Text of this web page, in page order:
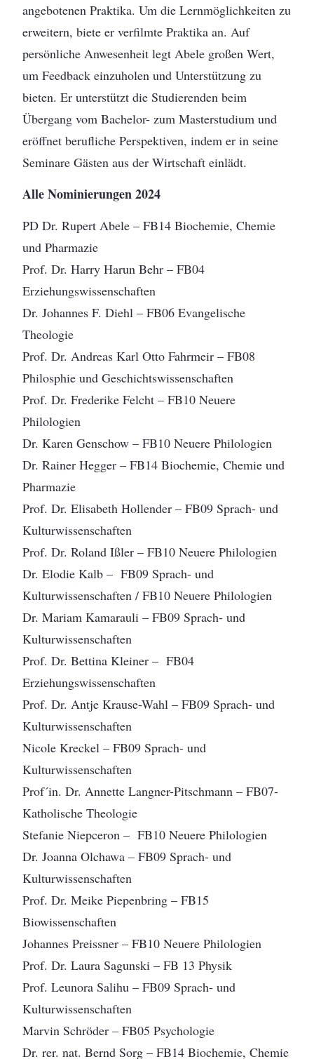
angebotenen Praktika. Um die Lernmöglichkeiten zu
erweitern, biete er verfilmte Praktika an. Auf
persönliche Anwesenheit legt Abele großen Wert,
um Feedback einzuholen und Unterstützung zu
bieten. Er unterstützt die Studierenden beim
Übergang vom Bachelor- zum Masterstudium und
eröffnet berufliche Perspektiven, indem er in seine
Seminare Gästen aus der Wirtschaft einlädt.
Alle Nominierungen 2024
PD Dr. Rupert Abele – FB14 Biochemie, Chemie
und Pharmazie
Prof. Dr. Harry Harun Behr – FB04
Erziehungswissenschaften
Dr. Johannes F. Diehl – FB06 Evangelische
Theologie
Prof. Dr. Andreas Karl Otto Fahrmeir – FB08
Philosphie und Geschichtswissenschaften
Prof. Dr. Frederike Felcht – FB10 Neuere
Philologien
Dr. Karen Genschow – FB10 Neuere Philologien
Dr. Rainer Hegger – FB14 Biochemie, Chemie und
Pharmazie
Prof. Dr. Elisabeth Hollender – FB09 Sprach- und
Kulturwissenschaften
Prof. Dr. Roland Ißler – FB10 Neuere Philologien
Dr. Elodie Kalb – FB09 Sprach- und
Kulturwissenschaften / FB10 Neuere Philologien
Dr. Mariam Kamarauli – FB09 Sprach- und
Kulturwissenschaften
Prof. Dr. Bettina Kleiner – FB04
Erziehungswissenschaften
Prof. Dr. Antje Krause-Wahl – FB09 Sprach- und
Kulturwissenschaften
Nicole Kreckel – FB09 Sprach- und
Kulturwissenschaften
Prof´in. Dr. Annette Langner-Pitschmann – FB07-
Katholische Theologie
Stefanie Niepceron – FB10 Neuere Philologien
Dr. Joanna Olchawa – FB09 Sprach- und
Kulturwissenschaften
Prof. Dr. Meike Piepenbring – FB15
Biowissenschaften
Johannes Preissner – FB10 Neuere Philologien
Prof. Dr. Laura Sagunski – FB 13 Physik
Prof. Leunora Salihu – FB09 Sprach- und
Kulturwissenschaften
Marvin Schröder – FB05 Psychologie
Dr. rer. nat. Bernd Sorg – FB14 Biochemie, Chemie